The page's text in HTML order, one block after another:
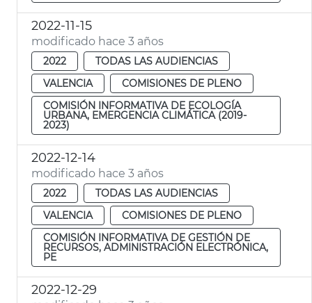
2022-11-15
modificado hace 3 años
2022
TODAS LAS AUDIENCIAS
VALENCIA
COMISIONES DE PLENO
COMISIÓN INFORMATIVA DE ECOLOGÍA
URBANA, EMERGENCIA CLIMÁTICA (2019-
2023)
2022-12-14
modificado hace 3 años
2022
TODAS LAS AUDIENCIAS
VALENCIA
COMISIONES DE PLENO
COMISIÓN INFORMATIVA DE GESTIÓN DE
RECURSOS, ADMINISTRACIÓN ELECTRÓNICA,
PE
2022-12-29